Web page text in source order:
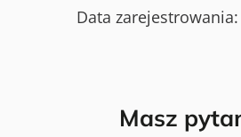
Data zarejestrowania:
Masz